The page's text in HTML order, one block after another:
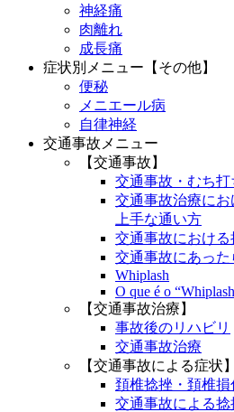
神経痛
肉離れ
成長痛
症状別メニュー【その他】
便秘
メニエール病
自律神経
交通事故メニュー
【交通事故】
交通事故・むち打
交通事故治療に
上手な通い方
交通事故における
交通事故にあった
Whiplash
O que é o
【交通事故治療】
事故後のリハビリ
交通事故治療
【交通事故による症状】
頚椎捻挫・頚椎損
交通事故による